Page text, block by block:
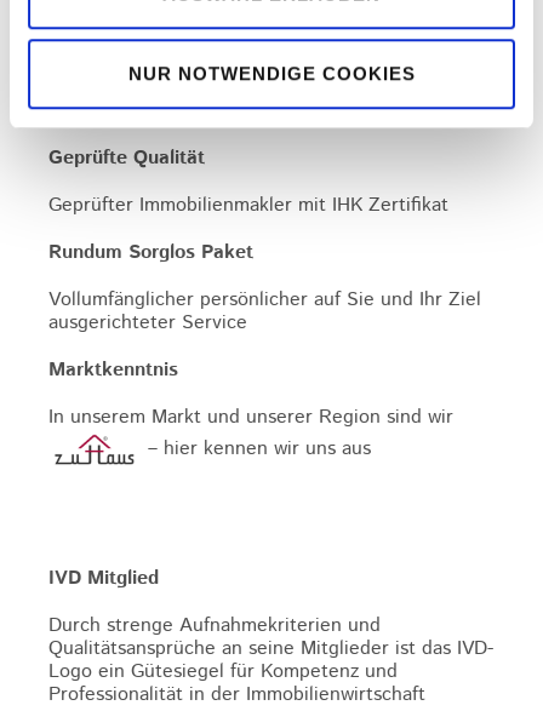
NUR NOTWENDIGE COOKIES
– mit uns erreichen Sie Ihr
Geprüfte Qualität
Geprüfter Immobilienmakler mit IHK Zertifikat
Rundum Sorglos Paket
Vollumfänglicher persönlicher auf Sie und Ihr Ziel
ausgerichteter Service
Marktkenntnis
In unserem Markt und unserer Region sind wir
– hier kennen wir uns aus
IVD Mitglied
Durch strenge Aufnahmekriterien und
Qualitätsansprüche an seine Mitglieder ist das IVD-
Logo ein Gütesiegel für Kompetenz und
Professionalität in der Immobilienwirtschaft